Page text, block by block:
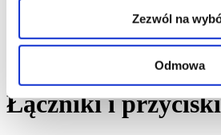
Zezwól na
Odmowa
Simon Xenon - dla biznesu
Simon Neon - dla
Simon SM34 - do użytku
Kable do stacji ładowania
Łączniki i